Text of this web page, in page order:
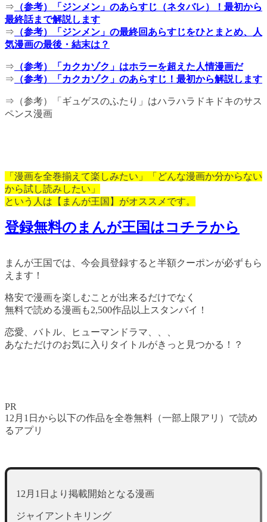
⇒ （参考）「ジンメン」のあらすじ（ネタバレ）！最初から
最終話まで解説します
⇒ （参考）「ジンメン」の最終回あらすじをひとまとめ、人
気漫画の最後・結末は？
⇒ （参考）「カクカゾク」はホラーを超えた人情漫画だ
⇒ （参考）「カクカゾク」のあらすじ！最初から解説します
⇒（参考）「ギュゲスのふたり」はハラハラドキドキのサス
ペンス漫画
「漫画を全巻揃えて楽しみたい」「どんな漫画か分からない
から試し読みしたい」
という人は【まんが王国】がオススメです。
登録無料のまんが王国はコチラから
まんが王国では、今会員登録すると半額クーポンが必ずもら
えます！
格安で漫画を楽しむことが出来るだけでなく
無料で読める漫画も2,500作品以上スタンバイ！
恋愛、バトル、ヒューマンドラマ、、、
あなただけのお気に入りタイトルがきっと見つかる！？
PR
12月1日から以下の作品を全巻無料（一部上限アリ）で読め
るアプリ
12月1日より掲載開始となる漫画
ジャイアントキリング